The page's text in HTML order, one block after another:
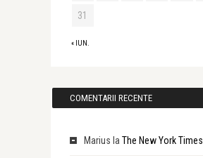
« IUN.
31
COMENTARII RECENTE
Marius la The New York Times